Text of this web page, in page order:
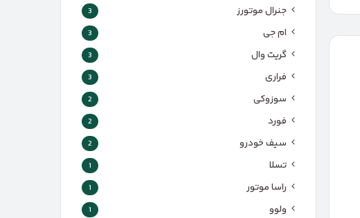
جنرال موتورز 3
ام جی 3
گریت وال 3
فراری 3
سوزوکی 2
فورد 2
سیف خودرو 2
تسلا 1
راسا موتور 1
ولوو 1